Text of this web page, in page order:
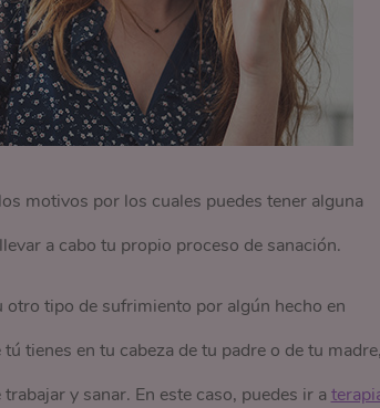
motivos por los cuales puedes tener alguna
a cabo tu propio proceso de sanación.
otro tipo de sufrimiento por algún hecho en
tienes en tu cabeza de tu padre o de tu
y sanar. En este caso, puedes ir a